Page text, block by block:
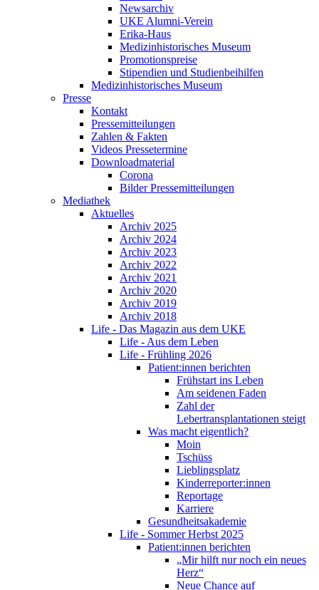
Newsarchiv
UKE Alumni-Verein
Erika-Haus
Medizinhistorisches Museum
Promotionspreise
Stipendien und Studienbeihilfen
Medizinhistorisches Museum
Presse
Kontakt
Pressemitteilungen
Zahlen & Fakten
Videos Pressetermine
Downloadmaterial
Corona
Bilder Pressemitteilungen
Mediathek
Aktuelles
Archiv 2025
Archiv 2024
Archiv 2023
Archiv 2022
Archiv 2021
Archiv 2020
Archiv 2019
Archiv 2018
Life - Das Magazin aus dem UKE
Life - Aus dem Leben
Life - Frühling 2026
Patient:innen berichten
Frühstart ins Leben
Am seidenen Faden
Zahl der
Lebertransplantationen steigt
Was macht eigentlich?
Moin
Tschüss
Lieblingsplatz
Kinderreporter:innen
Reportage
Karriere
Gesundheitsakademie
Life - Sommer Herbst 2025
Patient:innen berichten
„Mir hilft nur noch ein neues
Herz“
Neue Chance auf